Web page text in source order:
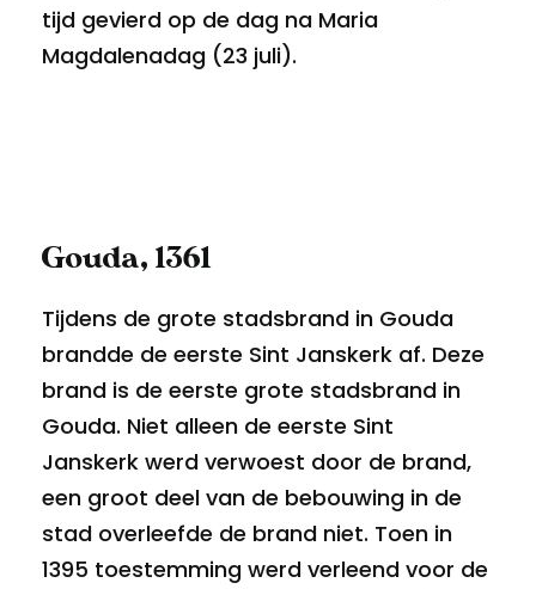
tijd gevierd op de dag na Maria
Magdalenadag (23 juli).
Gouda, 1361
Tijdens de grote stadsbrand in Gouda
brandde de eerste Sint Janskerk af. Deze
brand is de eerste grote stadsbrand in
Gouda. Niet alleen de eerste Sint
Janskerk werd verwoest door de brand,
een groot deel van de bebouwing in de
stad overleefde de brand niet. Toen in
1395 toestemming werd verleend voor de